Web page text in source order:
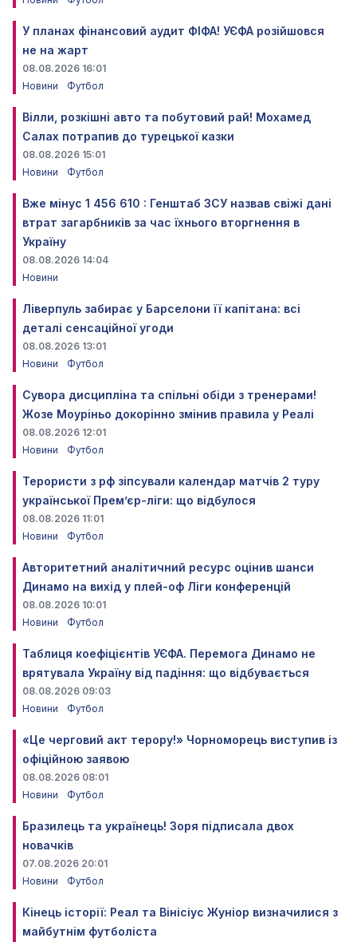
У планах фінансовий аудит ФІФА! УЄФА розійшовся
не на жарт
08.08.2026 16:01
Новини
Футбол
Вілли, розкішні авто та побутовий рай! Мохамед
Салах потрапив до турецької казки
08.08.2026 15:01
Новини
Футбол
Вже мінус 1 456 610 : Генштаб ЗСУ назвав свіжі дані
втрат загарбників за час їхнього вторгнення в
Україну
08.08.2026 14:04
Новини
Ліверпуль забирає у Барселони її капітана: всі
деталі сенсаційної угоди
08.08.2026 13:01
Новини
Футбол
Сувора дисципліна та спільні обіди з тренерами!
Жозе Моуріньо докорінно змінив правила у Реалі
08.08.2026 12:01
Новини
Футбол
Терористи з рф зіпсували календар матчів 2 туру
української Прем’єр-ліги: що відбулося
08.08.2026 11:01
Новини
Футбол
Авторитетний аналітичний ресурс оцінив шанси
Динамо на вихід у плей-оф Ліги конференцій
08.08.2026 10:01
Новини
Футбол
Таблиця коефіцієнтів УЄФА. Перемога Динамо не
врятувала Україну від падіння: що відбувається
08.08.2026 09:03
Новини
Футбол
«Це черговий акт терору!» Чорноморець виступив із
офіційною заявою
08.08.2026 08:01
Новини
Футбол
Бразилець та українець! Зоря підписала двох
новачків
07.08.2026 20:01
Новини
Футбол
Кінець історії: Реал та Вінісіус Жуніор визначилися з
майбутнім футболіста